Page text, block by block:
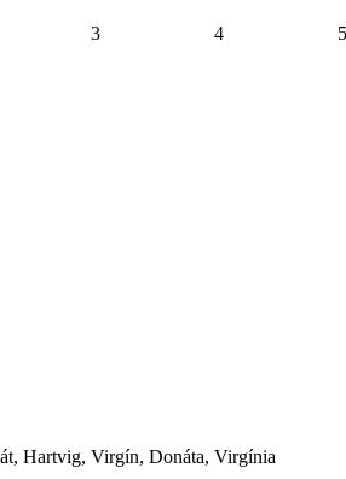
3 4
5
Hartvig, Virgín, Donáta, Virgínia